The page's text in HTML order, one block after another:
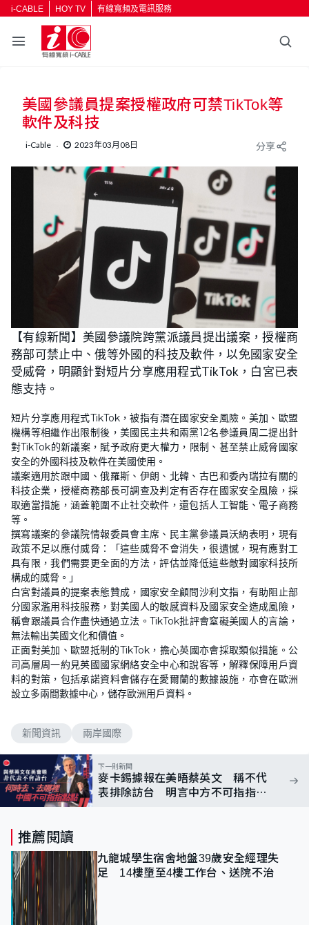
i-CABLE HOY TV 有線寬頻及電訊服務
返回
按輸入鍵開始搜尋
美國參議員提案授權政府可禁TikTok等
軟件及科技
i-Cable 2023年03月08日 分享
【有線新聞】美國參議院跨黨派議員提出議案，授權商
務部可禁止中、俄等外國的科技及軟件，以免國家安全
受威脅，明顯針對短片分享應用程式TikTok，白宮已表
態支持。
短片分享應用程式TikTok，被指有潛在國家安全風險。美加、歐盟
機構等相繼作出限制後，美國民主共和兩黨12名參議員周二提出針
對TikTok的新議案，賦予政府更大權力，限制、甚至禁止威脅國家
安全的外國科技及軟件在美國使用。
議案適用於跟中國、俄羅斯、伊朗、北韓、古巴和委內瑞拉有關的
科技企業，授權商務部長可調查及判定有否存在國家安全風險，採
取適當措施，涵蓋範圍不止社交軟件，還包括人工智能、電子商務
等。
撰寫議案的參議院情報委員會主席、民主黨參議員沃納表明，現有
政策不足以應付威脅：「這些威脅不會消失，很遺憾，現有應對工
具有限，我們需要更全面的方法，評估並降低這些敵對國家科技所
構成的威脅。」
白宮對議員的提案表態贊成，國家安全顧問沙利文指，有助阻止部
分國家濫用科技服務，對美國人的敏感資料及國家安全造成風險，
稱會跟議員合作盡快通過立法。TikTok批評會窒礙美國人的言論，
無法輸出美國文化和價值。
正面對美加、歐盟抵制的TikTok，擔心英國亦會採取類似措施。公
司高層周一約見英國國家網絡安全中心和說客等，解釋保障用戶資
料的對策，包括承諾資料會儲存在愛爾蘭的數據設施，亦會在歐洲
設立多兩間數據中心，儲存歐洲用戶資料。
新聞資訊 兩岸國際
下一則新聞
麥卡錫據報在美晤蔡英文 稱不代
表排除訪台 明言中方不可指指點
推薦閱讀
九龍城學生宿舍地盤39歲安全經理失
足 14樓墮至4樓工作台、送院不治